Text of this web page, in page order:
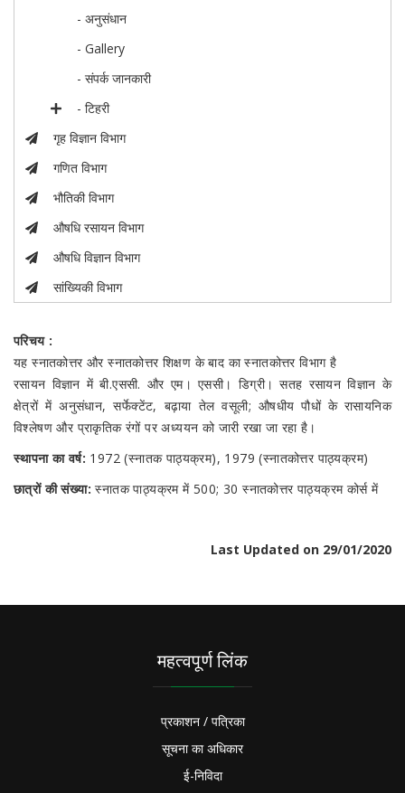
- अनुसंधान
- Gallery
- संपर्क जानकारी
- टिहरी
गृह विज्ञान विभाग
गणित विभाग
भौतिकी विभाग
औषधि रसायन विभाग
औषधि विज्ञान विभाग
सांख्यिकी विभाग
परिचय :
यह स्नातकोत्तर और स्नातकोत्तर शिक्षण के बाद का स्नातकोत्तर विभाग है
रसायन विज्ञान में बी.एससी. और एम। एससी। डिग्री। सतह रसायन विज्ञान के
क्षेत्रों में अनुसंधान, सर्फेक्टेंट, बढ़ाया तेल वसूली; औषधीय पौधों के रासायनिक
विश्लेषण और प्राकृतिक रंगों पर अध्ययन को जारी रखा जा रहा है।
स्थापना का वर्ष: 1972 (स्नातक पाठ्यक्रम), 1979 (स्नातकोत्तर पाठ्यक्रम)
छात्रों की संख्या: स्नातक पाठ्यक्रम में 500; 30 स्नातकोत्तर पाठ्यक्रम कोर्स में
Last Updated on 29/01/2020
महत्वपूर्ण लिंक
प्रकाशन / पत्रिका
सूचना का अधिकार
ई-निविदा